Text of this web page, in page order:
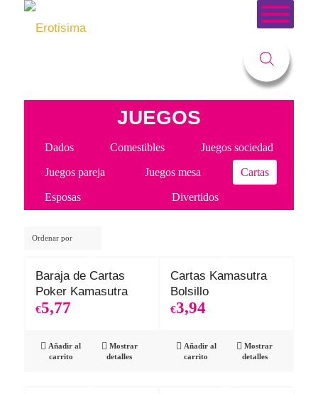
Usted está aquí:
JUEGOS
Dados Comestibles Juegos sociedad
Juegos pareja Juegos mesa Cartas
Esposas Divertidos
Ordenar por
Baraja de Cartas
Poker Kamasutra
€5,77
Añadir al
carrito
Mostrar
detalles
Cartas Kamasutra
Bolsillo
€3,94
Añadir al
carrito
Mostrar
detalles